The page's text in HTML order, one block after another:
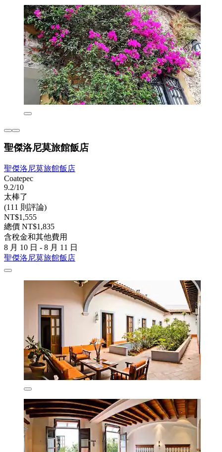
聖傑洛尼莫旅館飯店
聖傑洛尼莫旅館飯店
Coatepec
9.2/10
太棒了
(111 則評論)
NT$1,555
總價 NT$1,835
含稅金和其他費用
8 月 10 日 - 8 月 11 日
聖傑洛尼莫旅館飯店